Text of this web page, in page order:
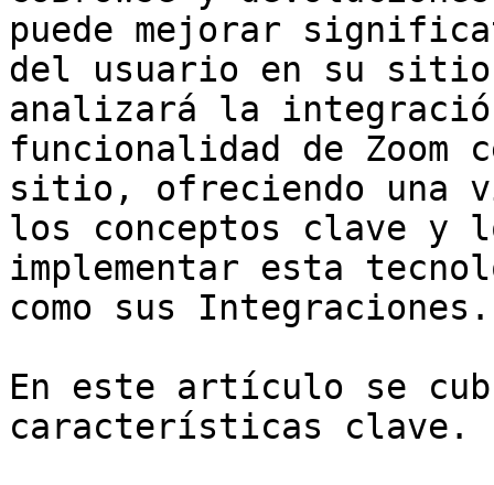
puede mejorar
del usuario en su
analizará la
funcionalidad de Zoom
sitio, ofreciendo una
los conceptos clave y
implementar esta
como sus Integraciones.
En este artículo se
características clave.